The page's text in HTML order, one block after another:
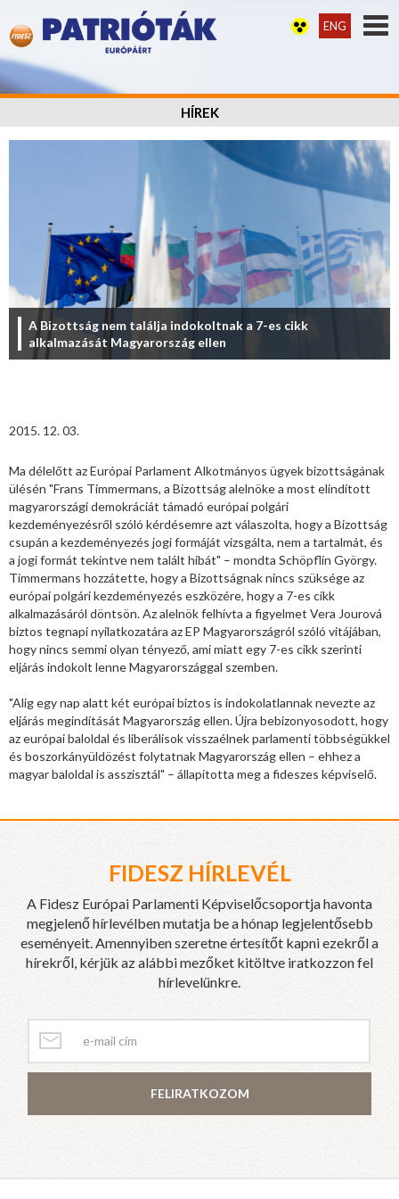
ENG
HÍREK
A Bizottság nem találja indokoltnak a 7-es cikk
alkalmazását Magyarország ellen
2015. 12. 03.
Ma délelőtt az Európai Parlament Alkotmányos ügyek bizottságának
ülésén "Frans Timmermans, a Bizottság alelnöke a most elindított
magyarországi demokráciát támadó európai polgári
kezdeményezésről szóló kérdésemre azt válaszolta, hogy a Bizottság
csupán a kezdeményezés jogi formáját vizsgálta, nem a tartalmát, és
a jogi formát tekintve nem talált hibát" – mondta Schöpflin György.
Timmermans hozzátette, hogy a Bizottságnak nincs szüksége az
európai polgári kezdeményezés eszközére, hogy a 7-es cikk
alkalmazásáról döntsön. Az alelnök felhívta a figyelmet Vera Jourová
biztos tegnapi nyilatkozatára az EP Magyarországról szóló vitájában,
hogy nincs semmi olyan tényező, ami miatt egy 7-es cikk szerinti
eljárás indokolt lenne Magyarországgal szemben.
"Alig egy nap alatt két európai biztos is indokolatlannak nevezte az
eljárás megindítását Magyarország ellen. Újra bebizonyosodott, hogy
az európai baloldal és liberálisok visszaélnek parlamenti többségükkel
és boszorkányüldözést folytatnak Magyarország ellen – ehhez a
magyar baloldal is asszisztál" – állapította meg a fideszes képviselő.
FIDESZ HÍRLEVÉL
A Fidesz Európai Parlamenti Képviselőcsoportja havonta
megjelenő hírlevélben mutatja be a hónap legjelentősebb
eseményeit. Amennyiben szeretne értesítőt kapni ezekről a
hírekről, kérjük az alábbi mezőket kitöltve iratkozzon fel
hírlevelünkre.
FELIRATKOZOM